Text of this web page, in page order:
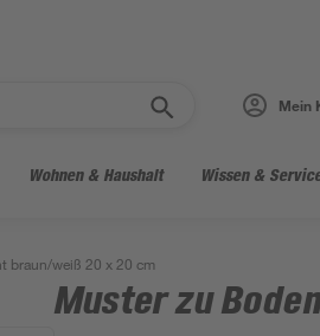
Mein
Wohnen & Haushalt Wissen &
braun/weiß 20 x 20 cm
Muster zu